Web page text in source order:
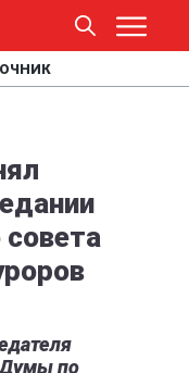
Думы по